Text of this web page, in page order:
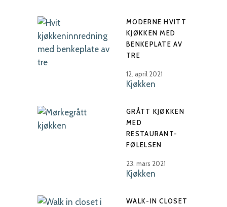
MODERNE HVITT
KJØKKEN MED
BENKEPLATE AV
TRE
12. april 2021
Kjøkken
GRÅTT KJØKKEN
MED
RESTAURANT-
FØLELSEN
23. mars 2021
Kjøkken
WALK-IN CLOSET